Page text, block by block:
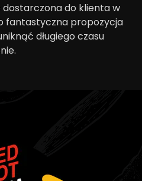
dostarczona do klienta w
fantastyczna propozycja
długiego czasu